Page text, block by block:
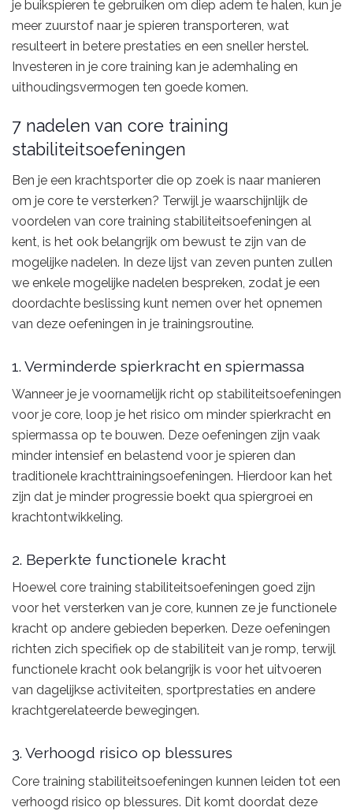
je buikspieren te gebruiken om diep adem te halen, kun je
meer zuurstof naar je spieren transporteren, wat
resulteert in betere prestaties en een sneller herstel.
Investeren in je core training kan je ademhaling en
uithoudingsvermogen ten goede komen.
7 nadelen van core training
stabiliteitsoefeningen
Ben je een krachtsporter die op zoek is naar manieren
om je core te versterken? Terwijl je waarschijnlijk de
voordelen van core training stabiliteitsoefeningen al
kent, is het ook belangrijk om bewust te zijn van de
mogelijke nadelen. In deze lijst van zeven punten zullen
we enkele mogelijke nadelen bespreken, zodat je een
doordachte beslissing kunt nemen over het opnemen
van deze oefeningen in je trainingsroutine.
1. Verminderde spierkracht en spiermassa
Wanneer je je voornamelijk richt op stabiliteitsoefeningen
voor je core, loop je het risico om minder spierkracht en
spiermassa op te bouwen. Deze oefeningen zijn vaak
minder intensief en belastend voor je spieren dan
traditionele krachttrainingsoefeningen. Hierdoor kan het
zijn dat je minder progressie boekt qua spiergroei en
krachtontwikkeling.
2. Beperkte functionele kracht
Hoewel core training stabiliteitsoefeningen goed zijn
voor het versterken van je core, kunnen ze je functionele
kracht op andere gebieden beperken. Deze oefeningen
richten zich specifiek op de stabiliteit van je romp, terwijl
functionele kracht ook belangrijk is voor het uitvoeren
van dagelijkse activiteiten, sportprestaties en andere
krachtgerelateerde bewegingen.
3. Verhoogd risico op blessures
Core training stabiliteitsoefeningen kunnen leiden tot een
verhoogd risico op blessures. Dit komt doordat deze